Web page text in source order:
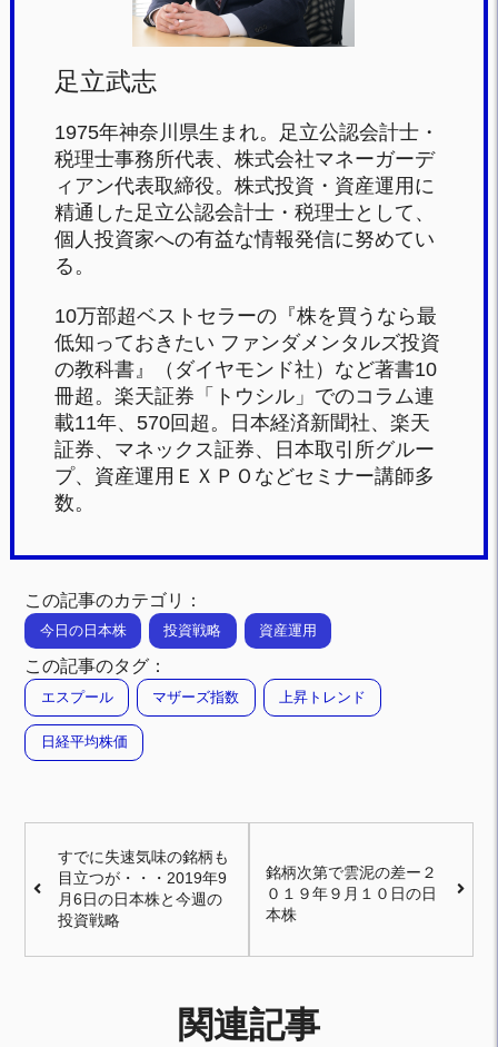
足立武志
1975年神奈川県生まれ。足立公認会計士・
税理士事務所代表、株式会社マネーガーデ
ィアン代表取締役。株式投資・資産運用に
精通した足立公認会計士・税理士として、
個人投資家への有益な情報発信に努めてい
る。
10万部超ベストセラーの『株を買うなら最
低知っておきたい ファンダメンタルズ投資
の教科書』（ダイヤモンド社）など著書10
冊超。楽天証券「トウシル」でのコラム連
載11年、570回超。日本経済新聞社、楽天
証券、マネックス証券、日本取引所グルー
プ、資産運用ＥＸＰＯなどセミナー講師多
数。
この記事のカテゴリ：
今日の日本株 投資戦略 資産運用
この記事のタグ：
エスプール マザーズ指数 上昇トレンド
日経平均株価
すでに失速気味の銘柄も
目立つが・・・2019年9
月6日の日本株と今週の
投資戦略
銘柄次第で雲泥の差ー２
０１９年９月１０日の日
本株
関連記事